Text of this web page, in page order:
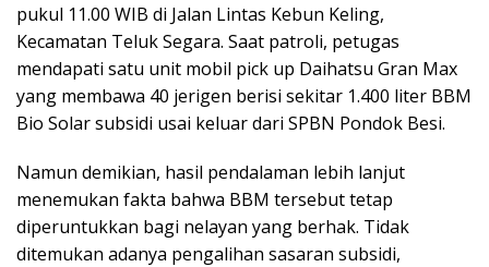
pukul 11.00 WIB di Jalan Lintas Kebun Keling,
Kecamatan Teluk Segara. Saat patroli, petugas
mendapati satu unit mobil pick up Daihatsu Gran Max
yang membawa 40 jerigen berisi sekitar 1.400 liter BBM
Bio Solar subsidi usai keluar dari SPBN Pondok Besi.
Namun demikian, hasil pendalaman lebih lanjut
menemukan fakta bahwa BBM tersebut tetap
diperuntukkan bagi nelayan yang berhak. Tidak
ditemukan adanya pengalihan sasaran subsidi,